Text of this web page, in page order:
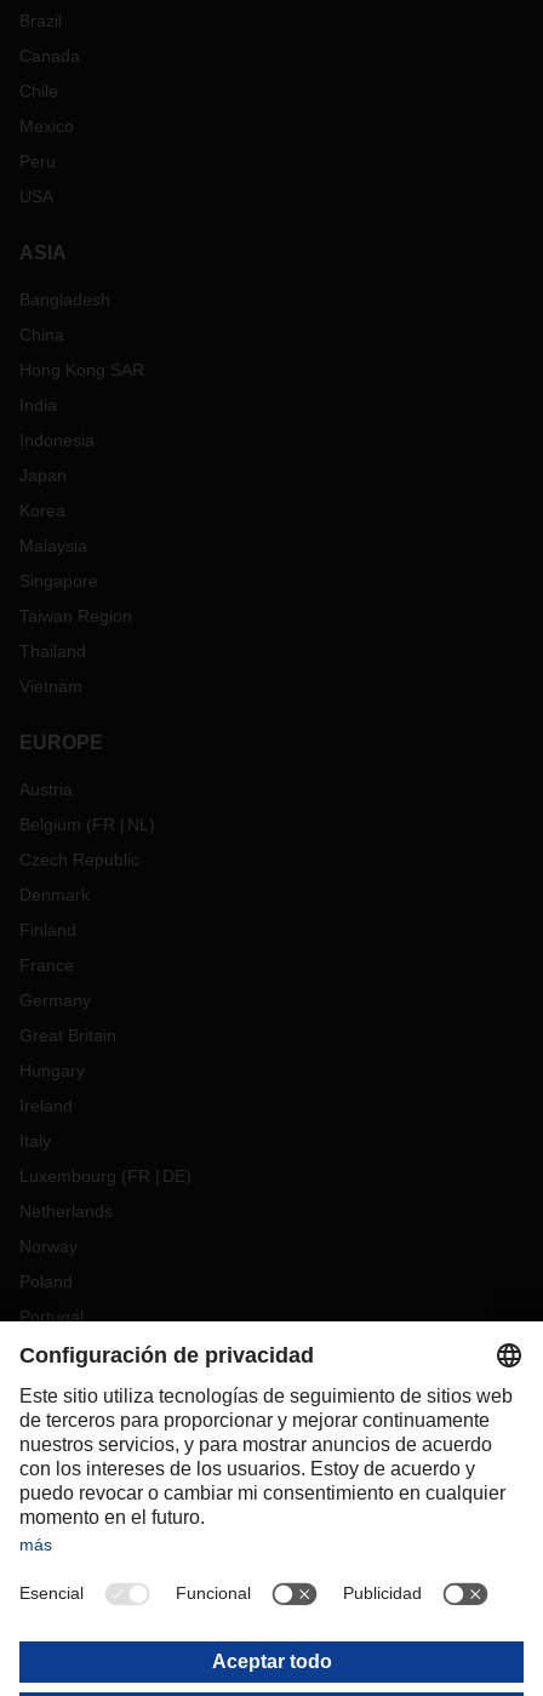
Brazil
Canada
Chile
Mexico
Peru
USA
ASIA
Bangladesh
China
Hong Kong SAR
India
Indonesia
Japan
Korea
Malaysia
Singapore
Taiwan Region
Thailand
Vietnam
EUROPE
Austria
Belgium (FR NL )
Czech Republic
Denmark
Finland
France
Germany
Great Britain
Hungary
Ireland
Italy
Luxembourg (FR DE)
Netherlands
Norway
Poland
Portugal
Romania
Slovakia
Spain
Sweden
Switzerland(DE FR)
Turkey
OCEANIA